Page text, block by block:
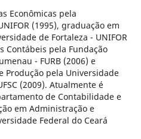
Econômicas pela
(1995), graduação em
de Fortaleza - UNIFOR
Contábeis pela Fundação
- FURB (2006) e
Produção pela Universidade
(2009). Atualmente é
de Contabilidade e
em Administração e
Federal do Ceará